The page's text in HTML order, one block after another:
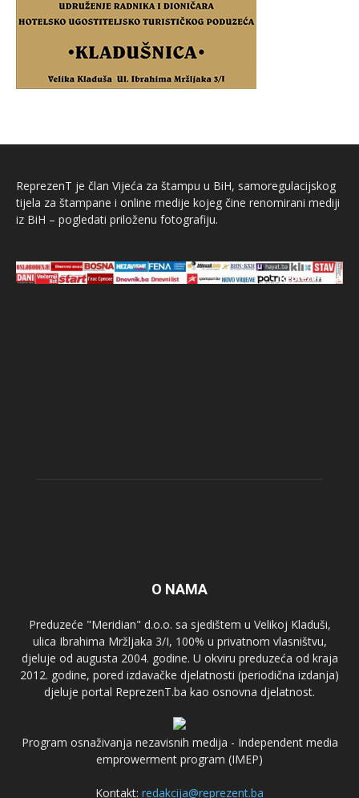
ReprezenT je član Vijeća za štampu u BiH, samoregulacijskog
tijela za štampane i online medije kojeg čine renomirani mediji
iz BiH – pogledati priloženu fotografiju.
O NAMA
Preduzeće "Meridian" d.o.o. sa sjedištem u Velikoj Kladuši,
ulica Ibrahima Mržljaka 3/I, 100% u privatnom vlasništvu,
djeluje od augusta 2004. godine. U okviru preduzeća od kraja
2012. godine, pored izdavačke djelatnosti (periodična izdanja)
djeluje portal ReprezenT.ba kao osnovna djelatnost.
Program osnaživanja nezavisnih medija - Independent media
emprowerment program (IMEP)
Kontakt: redakcija@reprezent.ba